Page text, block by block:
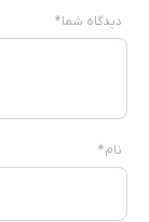
دیدگاه شما*
نام*